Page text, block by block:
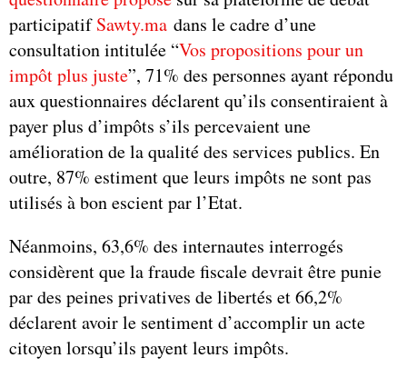
participatifSawty.ma dans le cadre d’une
consultation intitulée “Vos propositions pour un
impôt plus juste”, 71% des personnes ayant répondu
aux questionnaires déclarent qu’ils consentiraient à
payer plus d’impôts s’ils percevaient une
amélioration de la qualité des services publics. En
outre, 87% estiment que leurs impôts ne sont pas
utilisés à bon escient par l’Etat.
Néanmoins, 63,6% des internautes interrogés
considèrent que la fraude fiscale devrait être punie
par des peines privatives de libertés et 66,2%
déclarent avoir le sentiment d’accomplir un acte
citoyen lorsqu’ils payent leurs impôts.